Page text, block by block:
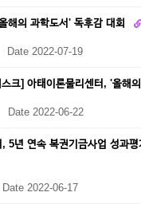
해의 과학도서' 독후감 대회
Date 2022-07-19
크] 아태이론물리센터, '올해
Date 2022-06-22
5년 연속 복권기금사업 성과평
Date 2022-06-17